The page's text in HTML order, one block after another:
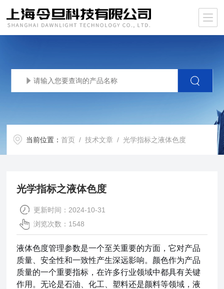
当前位置：首页 /技术文章 / 光学指标之液体色度
光学指标之液体色度
更新时间：2024-10-31
浏览次数：1548
液体色度管理参数是一个至关重要的方面，它对产品
质量、安全性和一致性产生深远影响。颜色作为产品
质量的一个重要指标，在许多行业领域中都具有关键
作用。无论是石油、化工、塑料还是颜料等领域，液